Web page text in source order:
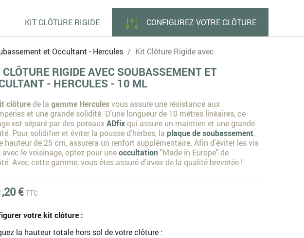
KIT CLÔTURE RIGIDE CONFIGUREZ VOTRE CLÔTURE
et Occultant - Hercules Kit Clôture Rigide avec
CLÔTURE RIGIDE AVEC SOUBASSEMENT ET
- HERCULES - 10 ML
clôturede la gamme Herculesvous assure une résistance aux
et une grande solidité. D'une longueur de 10 mètres linéaires, ce
est séparé par des poteauxADfixqui assure un maintien et une grande
Pour solidifier et éviter la pousse d'herbes, la plaque de soubassement,
hauteur de 25 cm, assurera un renfort supplémentaire. Afin d'éviter les vis-
avec le voisinage, optez pour uneoccultation"Made in Europe" de
Avec cette gamme, vous êtes assuré d'avoir de la qualité brevetée !
€ TTC
votre kit clôture :
la hauteur totale hors sol de votre clôture :